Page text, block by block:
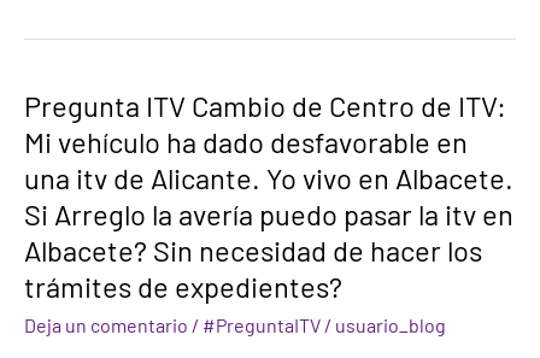
Pregunta ITV Cambio de Centro de ITV:
Mi vehículo ha dado desfavorable en
una itv de Alicante. Yo vivo en Albacete.
Si Arreglo la avería puedo pasar la itv en
Albacete? Sin necesidad de hacer los
trámites de expedientes?
Deja un comentario / #PreguntaITV / usuario_blog
Pregunta
ITV
Cambio
Centro
de
ITV:
Mi
ha
dado
desfavorable